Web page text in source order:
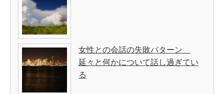
女性との会話の失敗パターン
延々と何かについて話し過ぎてい
る